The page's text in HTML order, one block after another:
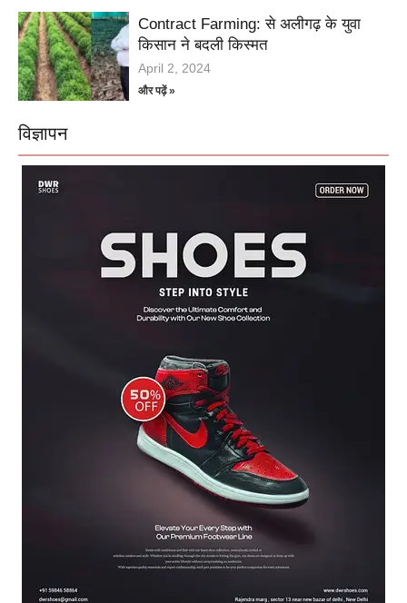
Contract Farming: से अलीगढ़ के युवा
किसान ने बदली किस्मत
April 2, 2024
और पढ़ें »
विज्ञापन